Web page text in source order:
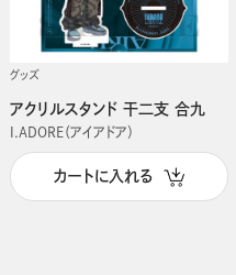
グッズ
アクリルスタンド 干二支 合九
I.ADORE（アイアドア）
カートに入れる